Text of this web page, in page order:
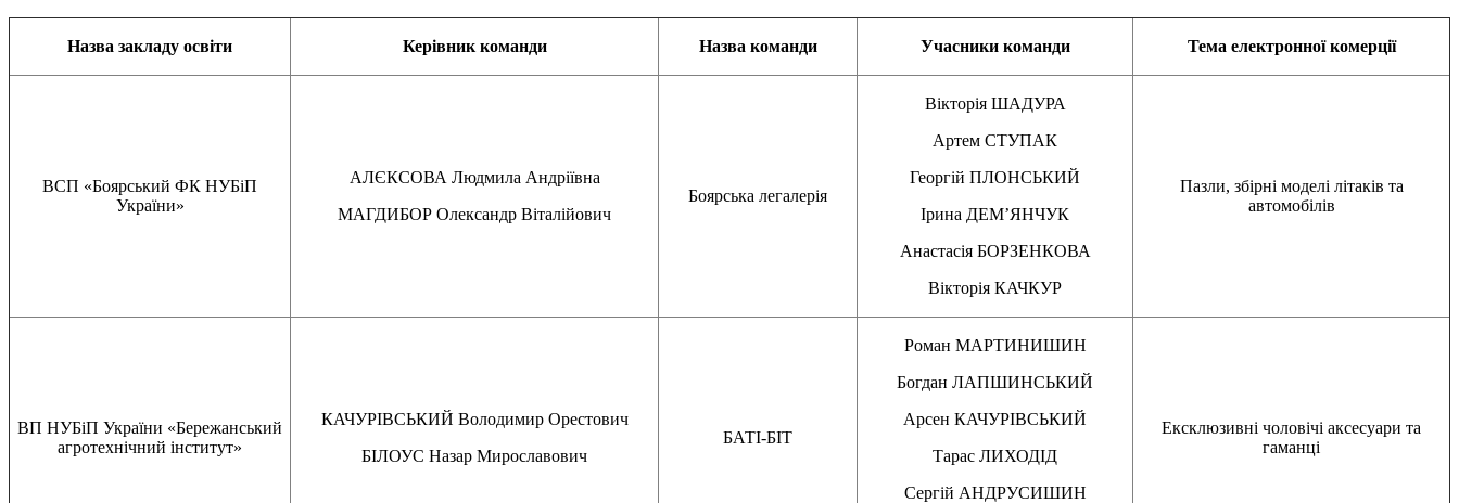
Назва закладу освіти Керівник команди Назва команди Учасники команди Тема електронної комерції
ВСП «Боярський ФК НУБіП
України»
АЛЄКСОВА Людмила Андріївна
МАГДИБОР Олександр Віталійович
Боярська легалерія
Вікторія ШАДУРА
Артем СТУПАК
Георгій ПЛОНСЬКИЙ
Ірина ДЕМ’ЯНЧУК
Анастасія БОРЗЕНКОВА
Вікторія КАЧКУР
Пазли, збірні моделі літаків та
автомобілів
ВП НУБіП України «Бережанський
агротехнічний інститут»
КАЧУРІВСЬКИЙ Володимир Орестович
БІЛОУС Назар Мирославович
БАТІ-БІТ
Роман МАРТИНИШИН
Богдан ЛАПШИНСЬКИЙ
Арсен КАЧУРІВСЬКИЙ
Тарас ЛИХОДІД
Сергій АНДРУСИШИН
Ексклюзивні чоловічі аксесуари та
гаманці